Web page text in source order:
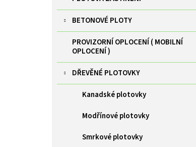
BETONOVÉ PLOTY
PROVIZORNÍ OPLOCENÍ ( MOBILNÍ
OPLOCENÍ )
DŘEVĚNÉ PLOTOVKY
Kanadské plotovky
Modřínové plotovky
Smrkové plotovky
1094MM, SVAŘOVANÝ PANEL 2D, 50X200MM,
FAB V. 1980 MM
9 385 Kč